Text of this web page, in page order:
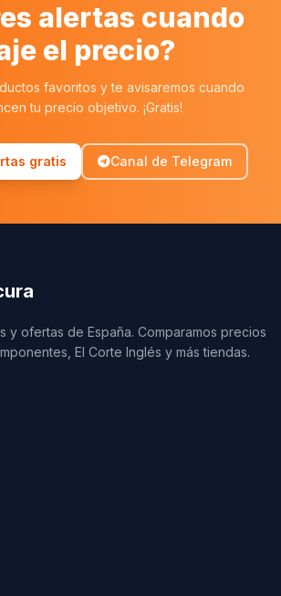
alertas cuando
el precio?
favoritos y te avisaremos cuando
tu precio objetivo. ¡Gratis!
gratis Canal de Telegram
y ofertas de España. Comparamos precios
El Corte Inglés y más tiendas.